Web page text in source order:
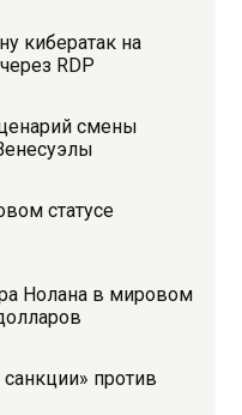
кибератак на
RDP
смены
статусе
Нолана в мировом
против